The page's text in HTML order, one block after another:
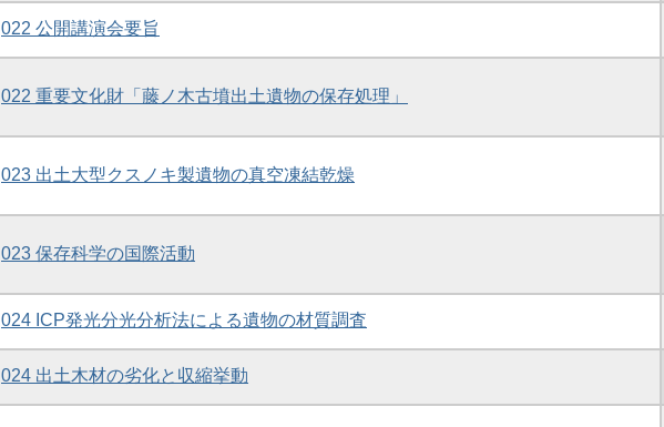
022 公開講演会要旨
022 重要文化財「藤ノ木古墳出土遺物の保存処理」
023 出土大型クスノキ製遺物の真空凍結乾燥
023 保存科学の国際活動
024 ICP発光分光分析法による遺物の材質調査
024 出土木材の劣化と収縮挙動